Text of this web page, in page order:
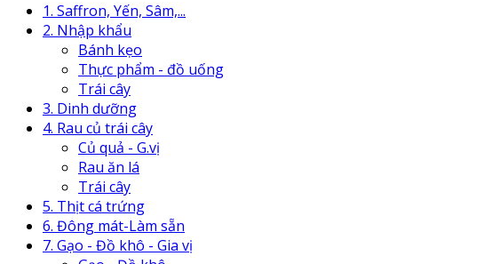
1. Saffron, Yến, Sâm,...
2. Nhập khẩu
Bánh kẹo
Thực phẩm - đồ uống
Trái cây
3. Dinh dưỡng
4. Rau củ trái cây
Củ quả - G.vị
Rau ăn lá
Trái cây
5. Thịt cá trứng
6. Đông mát-Làm sẵn
7. Gạo - Đồ khô - Gia vị